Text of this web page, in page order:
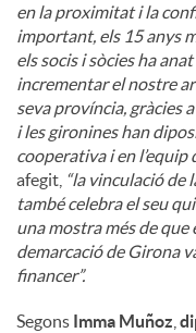
en la proximitat i la
important, els 15 anys
els socis i sòcies ha
incrementar el nostre
seva província, gràcies
i les gironines han
cooperativa i en l’equip
afegit, “la vinculació de
també celebra el seu
una mostra més de
demarcació de Girona
financer”.
Segons Imma Muñoz